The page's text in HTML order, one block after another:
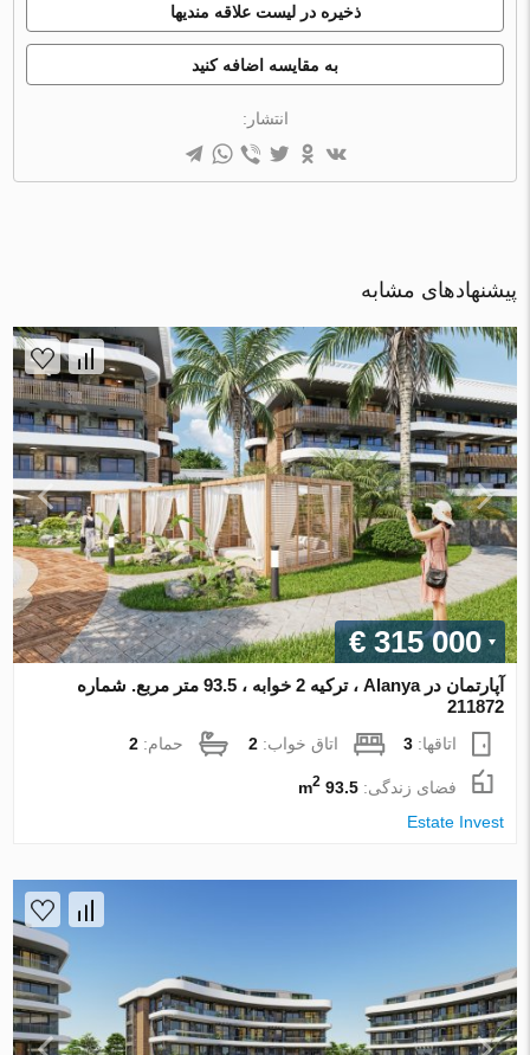
ذخیره در لیست علاقه مندیها
به مقایسه اضافه کنید
انتشار:
پیشنهادهای مشابه
€ 315 000
آپارتمان در Alanya ، ترکیه 2 خوابه ، 93.5 متر مربع. شماره
211872
اتاقها:3 اتاق خواب:2 حمام:2
فضای زندگی:93.5 m
2
Estate Invest